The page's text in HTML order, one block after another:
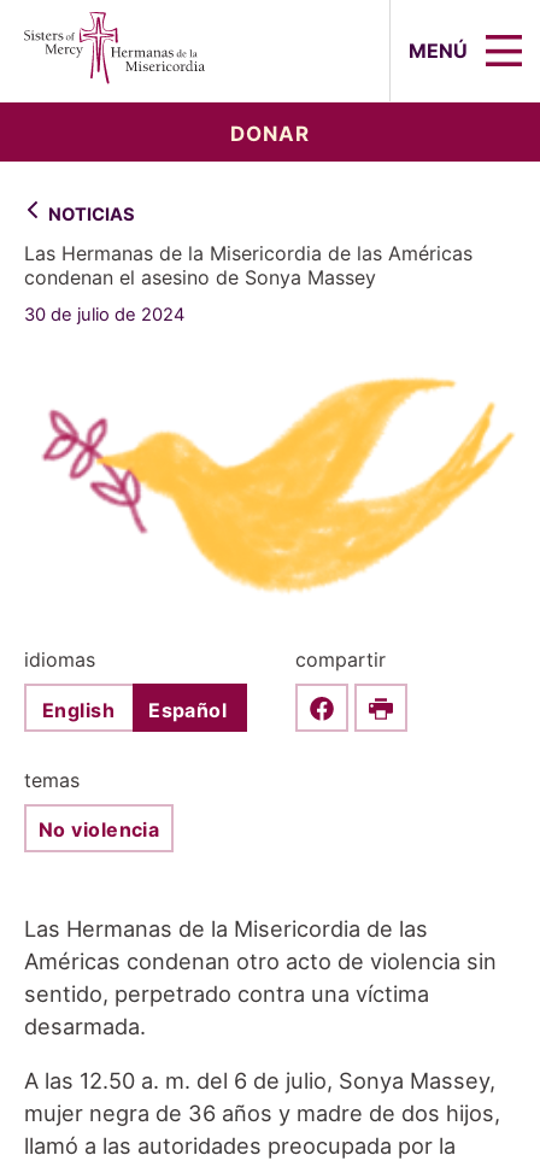
MENÚ
DONAR
NOTICIAS
Las Hermanas de la Misericordia de las Américas
condenan el asesino de Sonya Massey
30 de julio de 2024
idiomas
English Español
compartir
Share this on Facebook
Print
temas
No violencia
Las Hermanas de la Misericordia de las
Américas condenan otro acto de violencia sin
sentido, perpetrado contra una víctima
desarmada.
A las 12.50 a. m. del 6 de julio, Sonya Massey,
mujer negra de 36 años y madre de dos hijos,
llamó a las autoridades preocupada por la